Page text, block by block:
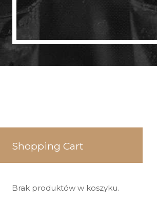
Shopping Cart
Brak produktów w koszyku.